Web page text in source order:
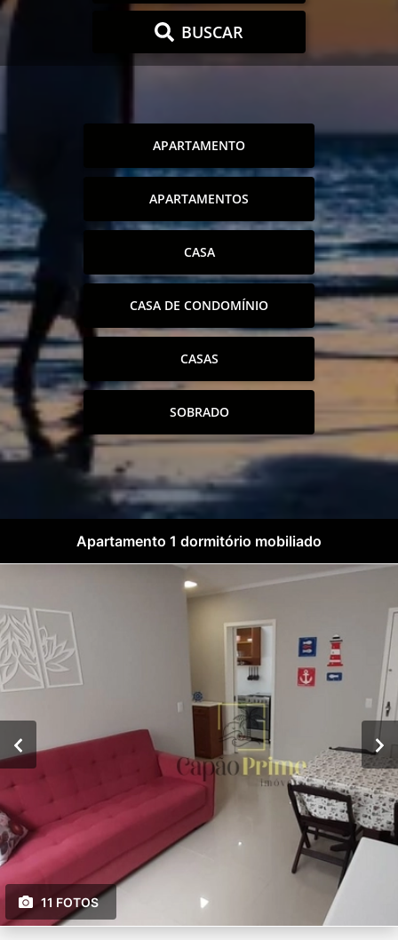
BUSCAR
APARTAMENTO
APARTAMENTOS
CASA
CASA DE CONDOMÍNIO
CASAS
SOBRADO
Apartamento 1 dormitório mobiliado
11 FOTOS